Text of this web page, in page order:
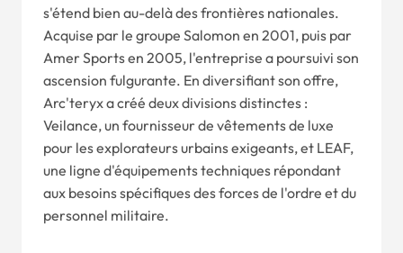
s'étend bien au-delà des frontières nationales.
Acquise par le groupe Salomon en 2001, puis par
Amer Sports en 2005, l'entreprise a poursuivi son
ascension fulgurante. En diversifiant son offre,
Arc'teryx a créé deux divisions distinctes :
Veilance, un fournisseur de vêtements de luxe
pour les explorateurs urbains exigeants, et LEAF,
une ligne d'équipements techniques répondant
aux besoins spécifiques des forces de l'ordre et du
personnel militaire.